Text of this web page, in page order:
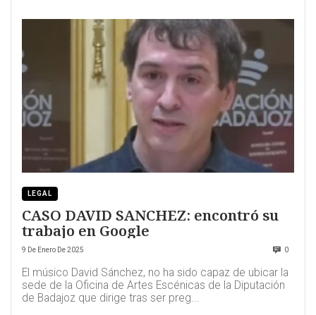
LEGAL
CASO DAVID SANCHEZ: encontró su
trabajo en Google
9 De Enero De 2025 0
El músico David Sánchez, no ha sido capaz de ubicar la
sede de la Oficina de Artes Escénicas de la Diputación
de Badajoz que dirige tras ser preg...